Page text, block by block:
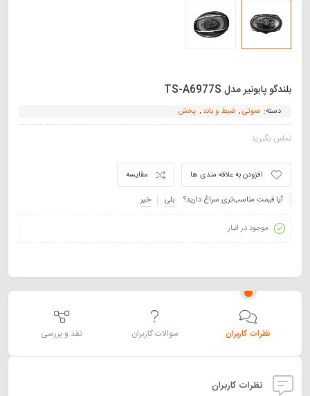
بلندگو پایونیر مدل TS-A6977S
دسته: صوتی, ضبط و باند , پخش
تماس بگیرید
مقایسه
افزودن به علاقه مندی ها
آیا قیمت مناسب‌تری سراغ دارید؟
بلی خیر
موجود در انبار
نظرات کاربران سوالات کاربران نقد و بررسی
نظرات کاربران